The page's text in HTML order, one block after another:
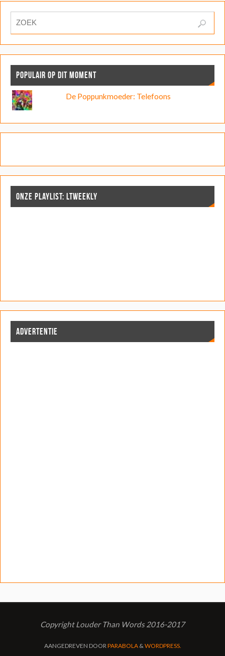
POPULAIR OP DIT MOMENT
De Poppunkmoeder: Telefoons
ONZE PLAYLIST: LTWEEKLY
ADVERTENTIE
Copyright Louder Than Words 2016-2017
AANGEDREVEN DOORPARABOLA&WORDPRESS.